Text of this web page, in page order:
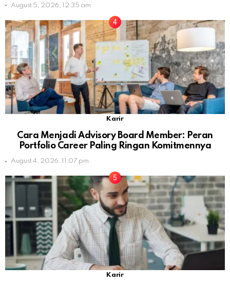
August 5, 2026, 12:35 am
Karir
Cara Menjadi Advisory Board Member: Peran
Portfolio Career Paling Ringan Komitmennya
August 4, 2026, 11:07 pm
Karir